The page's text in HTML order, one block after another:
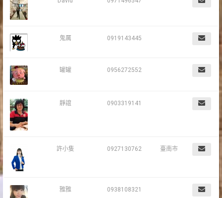
鬼厲 0919143445
罐罐 0956272552
靜誼 0903319141
許小隻 0927130762 臺南市
雅雅 0938108321